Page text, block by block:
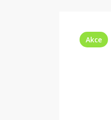
Akce